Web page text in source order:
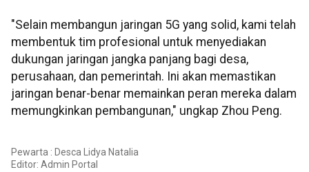
"Selain membangun jaringan 5G yang solid, kami telah
membentuk tim profesional untuk menyediakan
dukungan jaringan jangka panjang bagi desa,
perusahaan, dan pemerintah. Ini akan memastikan
jaringan benar-benar memainkan peran mereka dalam
memungkinkan pembangunan," ungkap Zhou Peng.
Pewarta : Desca Lidya Natalia
Editor: Admin Portal